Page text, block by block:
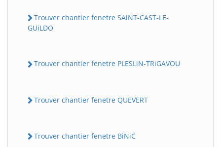
Trouver chantier fenetre SAiNT-CAST-LE-
GUiLDO
Trouver chantier fenetre PLESLiN-TRiGAVOU
Trouver chantier fenetre QUEVERT
Trouver chantier fenetre BiNiC